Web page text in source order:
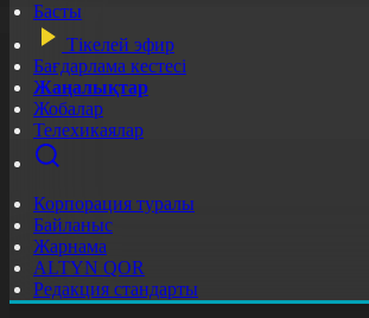
Басты
Тікелей эфир
Бағдарлама кестесі
Жаңалықтар
Жобалар
Телехикаялар
Корпорация туралы
Байланыс
Жарнама
ALTYN QOR
Редакция стандарты